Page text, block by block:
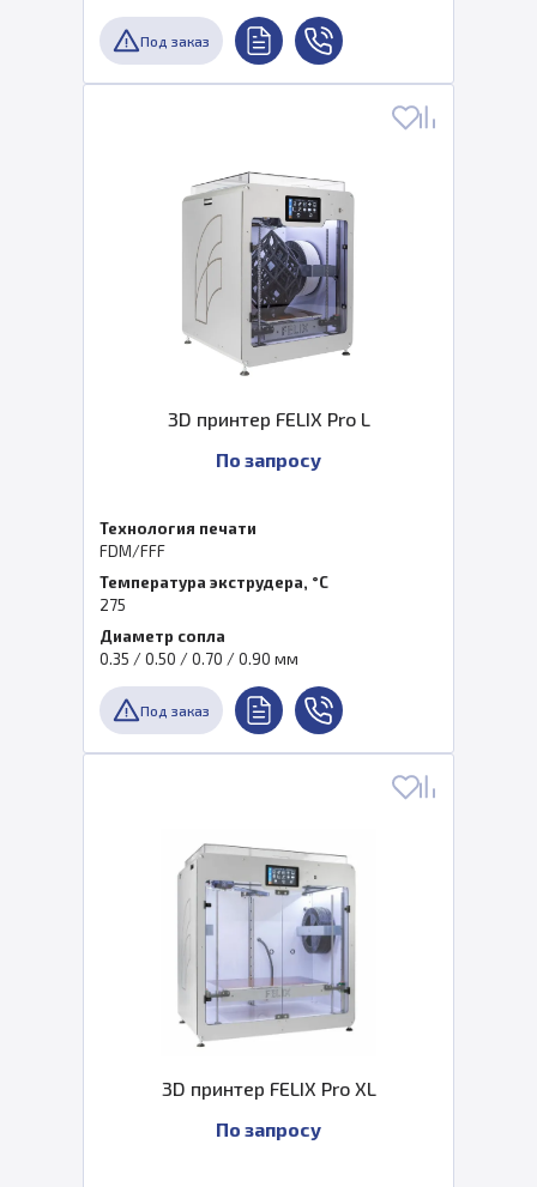
Под заказ
3D принтер FELIX Pro L
По запросу
Технология печати
FDM/FFF
Температура экструдера, °C
275
Диаметр сопла
0.35 / 0.50 / 0.70 / 0.90 мм
Под заказ
3D принтер FELIX Pro XL
По запросу